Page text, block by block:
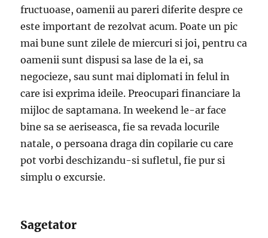
fructuoase, oamenii au pareri diferite despre ce
este important de rezolvat acum. Poate un pic
mai bune sunt zilele de miercuri si joi, pentru ca
oamenii sunt dispusi sa lase de la ei, sa
negocieze, sau sunt mai diplomati in felul in
care isi exprima ideile. Preocupari financiare la
mijloc de saptamana. In weekend le-ar face
bine sa se aeriseasca, fie sa revada locurile
natale, o persoana draga din copilarie cu care
pot vorbi deschizandu-si sufletul, fie pur si
simplu o excursie.
Sagetator